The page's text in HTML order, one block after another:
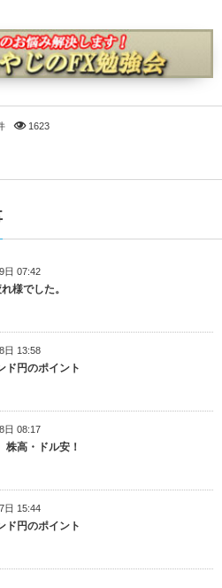
1623
日 07:42
様でした。
日 13:58
ド円のポイント
日 08:17
株高・ドル安！
日 15:44
ド円のポイント